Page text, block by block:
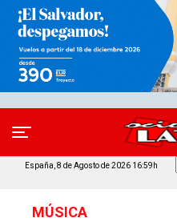
España, 8 de Agosto de 2026 16:59h
MÚSICA